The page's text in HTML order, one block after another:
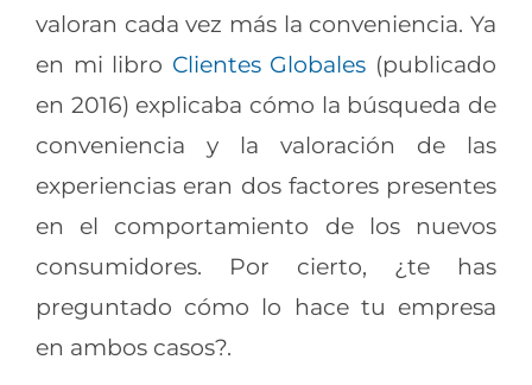
valoran cada vez más la conveniencia. Ya
en mi libro Clientes Globales (publicado
en 2016) explicaba cómo la búsqueda de
conveniencia y la valoración de las
experiencias eran dos factores presentes
en el comportamiento de los nuevos
consumidores. Por cierto, ¿te has
preguntado cómo lo hace tu empresa
en ambos casos?.